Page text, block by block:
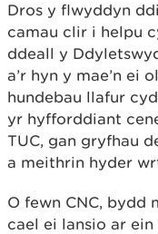
Dros y flwyddyn
camau clir i helpu
ddeall y
a’r hyn y mae’n ei
hundebau llafur
yr hyfforddiant
TUC, gan gryfhau
a meithrin hyder
O fewn CNC, bydd
cael ei lansio ar